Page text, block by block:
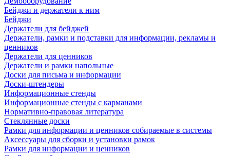
Бейджи и держатели к ним
Бейджи
Держатели для бейджей
Держатели, рамки и подставки для информации, рекламы и
ценников
Держатели для ценников
Держатели и рамки напольные
Доски для письма и информации
Доски-штендеры
Информационные стенды
Информационные стенды с карманами
Нормативно-правовая литература
Стеклянные доски
Рамки для информации и ценников собираемые в системы
Аксессуары для сборки и установки рамок
Рамки для информации и ценников